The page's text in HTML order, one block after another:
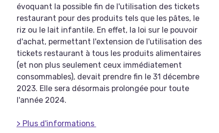
évoquant la possible fin de l'utilisation des tickets
restaurant pour des produits tels que les pâtes, le
riz ou le lait infantile. En effet, la loi sur le pouvoir
d'achat, permettant l'extension de l'utilisation des
tickets restaurant à tous les produits alimentaires
(et non plus seulement ceux immédiatement
consommables), devait prendre fin le 31 décembre
2023. Elle sera désormais prolongée pour toute
l'année 2024.
> Plus d'informations